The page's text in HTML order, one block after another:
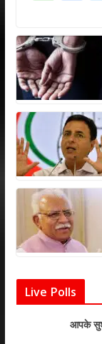
at
s
A
p
p
e
b
o
k
Live Polls
आपके